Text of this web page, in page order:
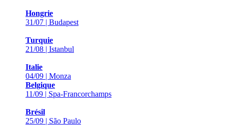
Hongrie
31/07 | Budapest
Turquie
21/08 | Istanbul
Italie
04/09 | Monza
Belgique
11/09 | Spa-Francorchamps
Brésil
25/09 | São Paulo